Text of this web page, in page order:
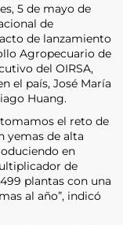
5 de mayo de
de
de lanzamiento
Agropecuario de
del OIRSA,
el país, José María
Huang.
el reto de
yemas de alta
en
de
plantas con una
al año”, indicó